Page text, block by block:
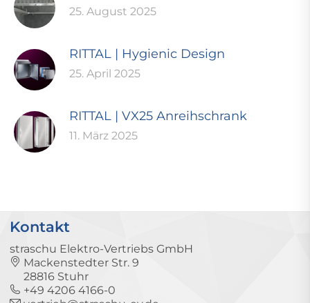
25. August 2025
RITTAL | Hygienic Design
25. April 2025
RITTAL | VX25 Anreihschrank
11. März 2025
Kontakt
straschu Elektro-Vertriebs GmbH
Mackenstedter Str. 9
28816 Stuhr
+49 4206 4166-0